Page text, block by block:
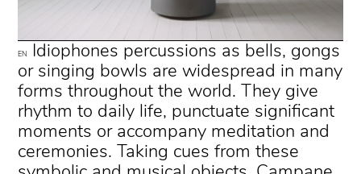
EN
Idiophones percussions as bells, gongs
or singing bowls are widespread in many
forms throughout the world. They give
rhythm to daily life, punctuate significant
moments or accompany meditation and
ceremonies. Taking cues from these